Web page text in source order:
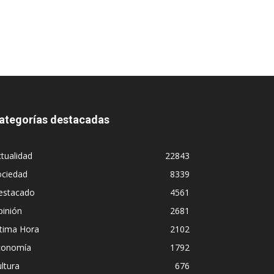
destacadas
22843
8339
4561
2681
Hora
2102
1792
676